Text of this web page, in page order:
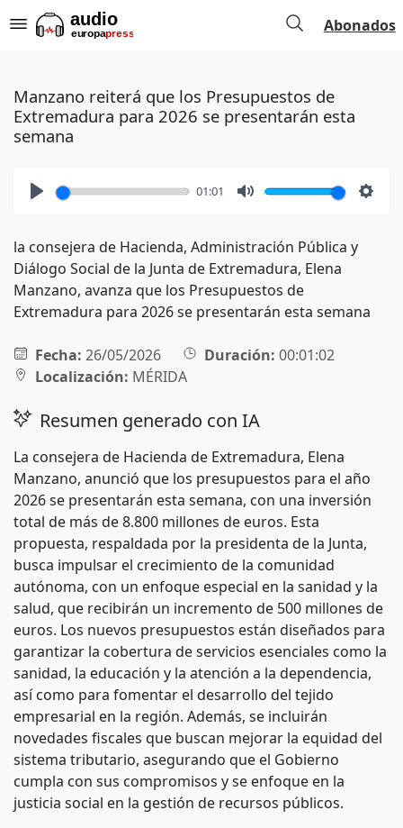
Abonados
Manzano reiterá que los Presupuestos de
Extremadura para 2026 se presentarán esta
semana
01:01
la consejera de Hacienda, Administración Pública y
Diálogo Social de la Junta de Extremadura, Elena
Manzano, avanza que los Presupuestos de
Extremadura para 2026 se presentarán esta semana
Fecha: 26/05/2026 Duración: 00:01:02
Localización: MÉRIDA
Resumen generado con IA
La consejera de Hacienda de Extremadura, Elena
Manzano, anunció que los presupuestos para el año
2026 se presentarán esta semana, con una inversión
total de más de 8.800 millones de euros. Esta
propuesta, respaldada por la presidenta de la Junta,
busca impulsar el crecimiento de la comunidad
autónoma, con un enfoque especial en la sanidad y la
salud, que recibirán un incremento de 500 millones de
euros. Los nuevos presupuestos están diseñados para
garantizar la cobertura de servicios esenciales como la
sanidad, la educación y la atención a la dependencia,
así como para fomentar el desarrollo del tejido
empresarial en la región. Además, se incluirán
novedades fiscales que buscan mejorar la equidad del
sistema tributario, asegurando que el Gobierno
cumpla con sus compromisos y se enfoque en la
justicia social en la gestión de recursos públicos.